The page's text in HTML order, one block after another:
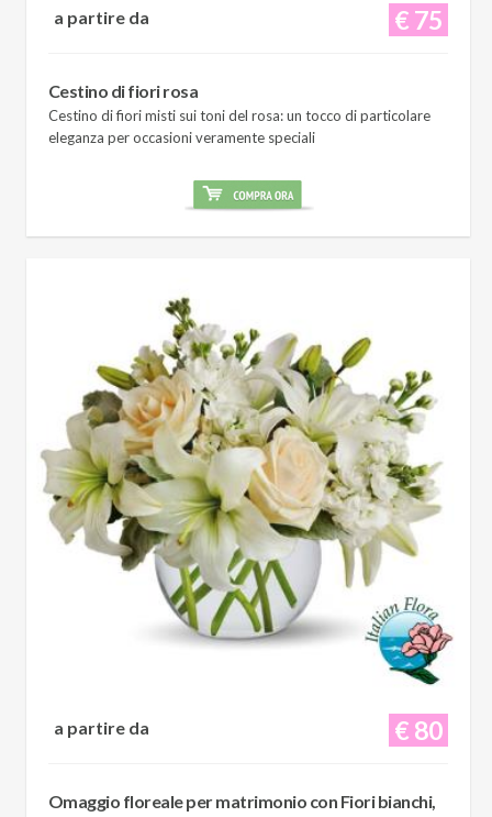
€ 75
a partire da
Cestino di fiori rosa
Cestino di fiori misti sui toni del rosa: un tocco di particolare
eleganza per occasioni veramente speciali
€ 80
a partire da
Omaggio floreale per matrimonio con Fiori bianchi,